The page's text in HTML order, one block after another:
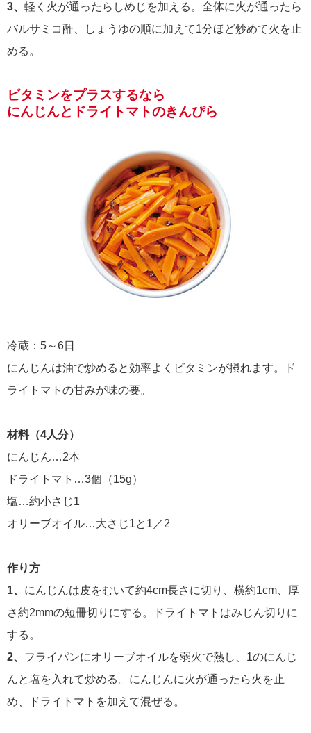
3、 軽く火が通ったらしめじを加える。全体に火が通ったら
バルサミコ酢、しょうゆの順に加えて1分ほど炒めて火を止
める。
ビタミンをプラスするなら
にんじんとドライトマトのきんぴら
冷蔵：5～6日
にんじんは油で炒めると効率よくビタミンが摂れます。ド
ライトマトの甘みが味の要。
材料（4人分）
にんじん…2本
ドライトマト…3個（15g）
塩…約小さじ1
オリーブオイル…大さじ1と1／2
作り方
1、 にんじんは皮をむいて約4cm長さに切り、横約1cm、厚
さ約2mmの短冊切りにする。ドライトマトはみじん切りに
する。
2、 フライパンにオリーブオイルを弱火で熱し、1のにんじ
んと塩を入れて炒める。にんじんに火が通ったら火を止
め、ドライトマトを加えて混ぜる。